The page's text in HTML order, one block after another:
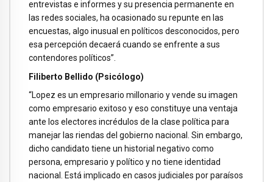
entrevistas e informes y su presencia permanente en
las redes sociales, ha ocasionado su repunte en las
encuestas, algo inusual en políticos desconocidos, pero
esa percepción decaerá cuando se enfrente a sus
contendores políticos”.
Filiberto Bellido (Psicólogo)
“Lopez es un empresario millonario y vende su imagen
como empresario exitoso y eso constituye una ventaja
ante los electores incrédulos de la clase política para
manejar las riendas del gobierno nacional. Sin embargo,
dicho candidato tiene un historial negativo como
persona, empresario y político y no tiene identidad
nacional. Está implicado en casos judiciales por paraísos